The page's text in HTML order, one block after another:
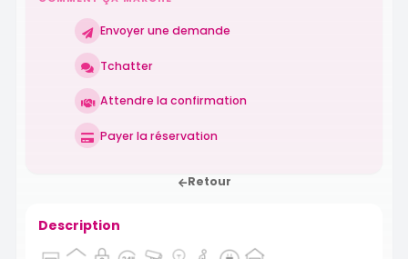
Envoyer une demande
Tchatter
Attendre la confirmation
Payer la réservation
Retour
Description